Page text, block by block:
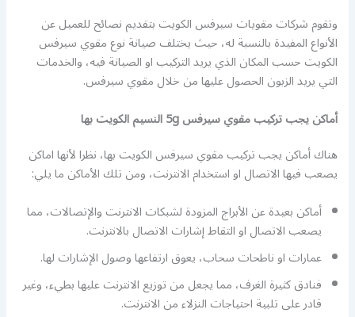
وتقوم شركات مقويات سيرفس الكويت بتقديم نصائح للعميل عن
الأنواع المفيدة بالنسبة له، حيث يختلف صيانة نوع مقوي سيرفس
الكويت حسب المكان الذي يريد التركيب او الصيانة فيه، والخدمات
التي يريد الزبون الحصول عليها من خلال مقوي سيرفس.
أماكن يجب تركيب مقوي سيرفس 5g النسيم الكويت بها
هناك أماكن يجب تركيب مقوي سيرفس الكويت بها، نظرا لأنها اماكن
يصعب فيها الاتصال او استخدام الانترنت، ومن تلك الأماكن ما يلي:
أماكن بعيدة عن الأبراج المزودة لشبكات الانترنت والإتصالات، مما
يصعب الاتصال او التقاط إشارات الاتصال بالانترنت.
عمارات او ناطحات سحاب، يعوق ارتفاعها وصول الإشارات لها.
فنادق كثيرة الغرف، مما يجعل من توزيع الانترنت عليها بطيء، وغير
قادر على تلبية احتياجات النزلاء من الانترنت.